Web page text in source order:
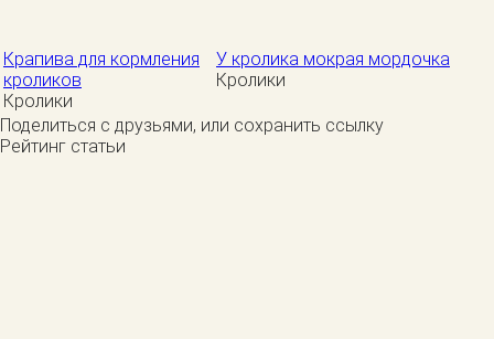
Крапива для кормления
кроликов
Кролики
У кролика мокрая мордочка
Кролики
Поделиться с друзьями, или сохранить ссылку
Рейтинг статьи